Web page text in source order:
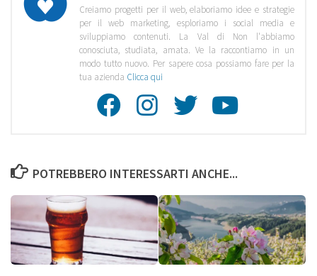
Creiamo progetti per il web, elaboriamo idee e strategie
per il web marketing, esploriamo i social media e
sviluppiamo contenuti. La Val di Non l'abbiamo
conosciuta, studiata, amata. Ve la raccontiamo in un
modo tutto nuovo. Per sapere cosa possiamo fare per la
tua azienda Clicca qui
Facebook
POTREBBERO INTERESSARTI ANCHE...